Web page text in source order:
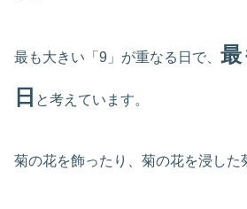
最も大きい「9」が重なる日で、 最
日 と考えています。
菊の花を飾ったり、菊の花を浸した